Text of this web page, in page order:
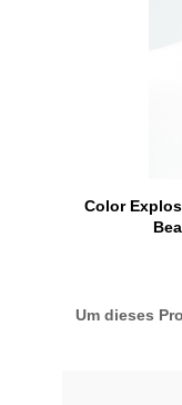
Color
Um dieses